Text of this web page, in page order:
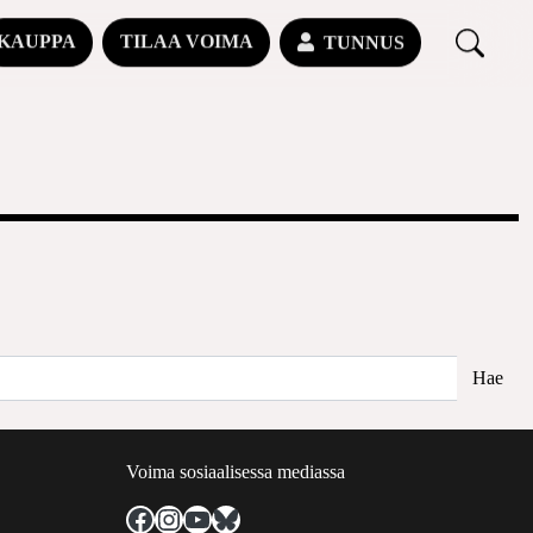
TILAA VOIMA TUNNUS
Voima sosiaalisessa mediassa
Facebook
Instagram
YouTube
Bluesky